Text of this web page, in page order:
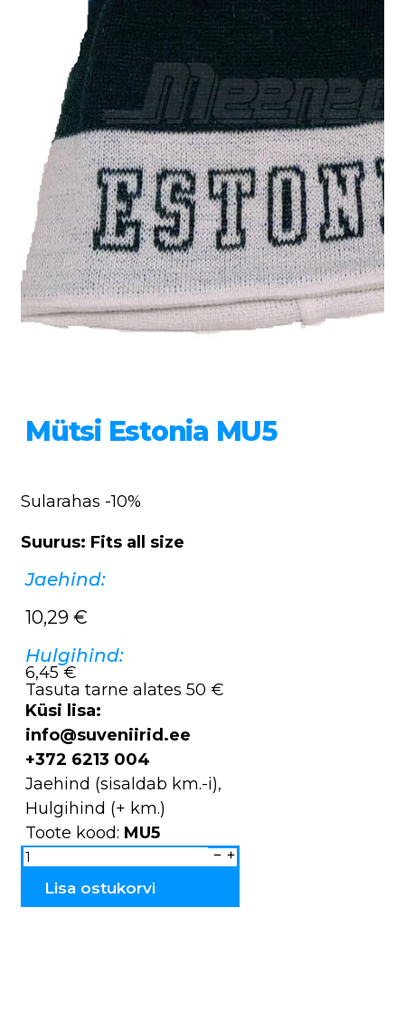
Mütsi Estonia MU5
Sularahas -10%
Suurus: Fits all size
Jaehind:
10,29 €
Hulgihind:
6,45 €
Tasuta tarne alates 50 €
Küsi lisa:
info@suveniirid.ee
+372 6213 004
Jaehind (sisaldab km.-i),
Hulgihind (+ km.)
Toote kood: MU5
Mütsi
Estonia
MU5
Lisa ostukorvi